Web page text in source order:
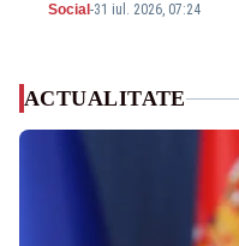
Social -31 iul. 2026, 07:24
ACTUALITATE